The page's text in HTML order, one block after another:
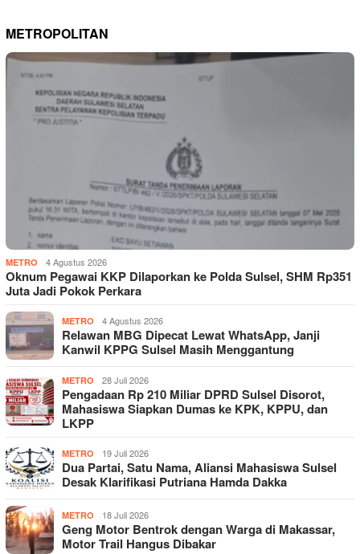
METROPOLITAN
METRO 4 Agustus 2026
Oknum Pegawai KKP Dilaporkan ke Polda Sulsel, SHM Rp351
Juta Jadi Pokok Perkara
METRO 4 Agustus 2026
Relawan MBG Dipecat Lewat WhatsApp, Janji
Kanwil KPPG Sulsel Masih Menggantung
METRO 28 Juli 2026
Pengadaan Rp 210 Miliar DPRD Sulsel Disorot,
Mahasiswa Siapkan Dumas ke KPK, KPPU, dan
LKPP
METRO 19 Juli 2026
Dua Partai, Satu Nama, Aliansi Mahasiswa Sulsel
Desak Klarifikasi Putriana Hamda Dakka
METRO 18 Juli 2026
Geng Motor Bentrok dengan Warga di Makassar,
Motor Trail Hangus Dibakar